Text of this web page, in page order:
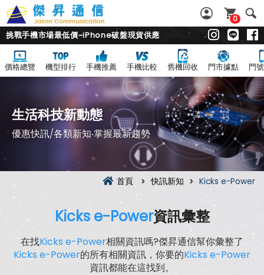
0
挑戰手機市場最低價~iPhone破盤現貨供應
價格總覽 機型排行 手機推薦 手機比較 舊機回收 門市據點 門
生活科技新動態
優惠快訊/各類新知‧掌握最新趨勢
首頁 快訊新知 Kicks e-Power
Kicks e-Power資訊彙整
在找Kicks e-Power相關資訊嗎?傑昇通信幫你彙整了
Kicks e-Power的所有相關資訊，你要的Kicks e-Power
資訊都能在這找到。